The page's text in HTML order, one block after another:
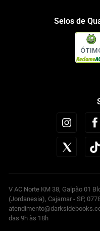
Selos de
V AC Norte KM 38, Galpão 01
(Jordanesia), Cajamar - SP,
das 9h às 18h